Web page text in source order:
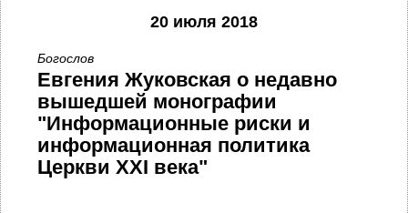
20 июля 2018
Богослов
Евгения Жуковская о недавно
вышедшей монографии
"Информационные риски и
информационная политика
Церкви XXI века"